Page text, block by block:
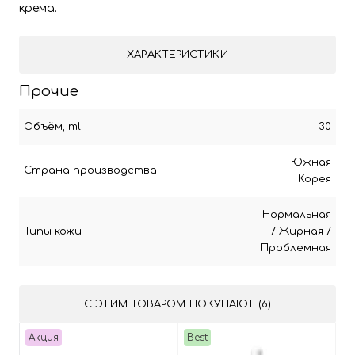
крема.
ХАРАКТЕРИСТИКИ
Прочие
Объём, ml 30
Страна производства
Южная
Корея
Типы кожи
Нормальная
/ Жирная /
Проблемная
С ЭТИМ ТОВАРОМ ПОКУПАЮТ (6)
Акция Best